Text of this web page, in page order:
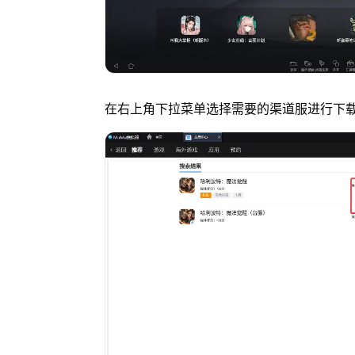
在右上角下拉菜单选择需要的渠道服进行下